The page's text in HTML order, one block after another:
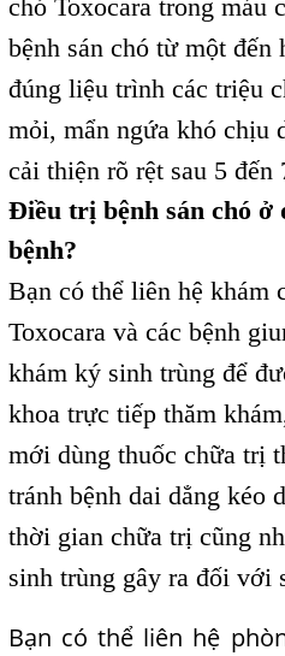
chó Toxocara trong máu
bệnh sán chó từ một
đúng liệu trình các triệu
mỏi, mẩn ngứa khó chịu
cải thiện rõ rệt sau 5 đến
Điều trị bệnh sán chó ở
bệnh?
Bạn có thể liên hệ khám
Toxocara và các bệnh
khám ký sinh trùng để
khoa trực tiếp thăm
mới dùng thuốc chữa trị
tránh bệnh dai dẳng kéo
thời gian chữa trị cũng
sinh trùng gây ra đối với
Bạn có thể liên hệ